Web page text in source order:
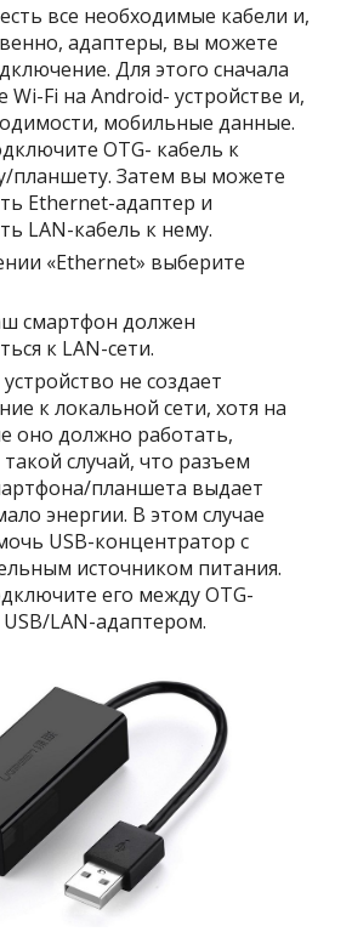
есть все необходимые кабели и,
адаптеры, вы можете
Для этого сначала
Wi-Fi на Android- устройстве и,
мобильные данные.
OTG- кабель к
планшету. Затем вы можете
Ethernet-адаптер и
LAN-кабель к нему.
«Ethernet» выберите
смартфон должен
к LAN-сети.
не создает
к локальной сети, хотя на
оно должно работать,
случай, что разъем
планшета выдает
энергии. В этом случае
USB-концентратор с
источником питания.
его между OTG-
LAN-адаптером.